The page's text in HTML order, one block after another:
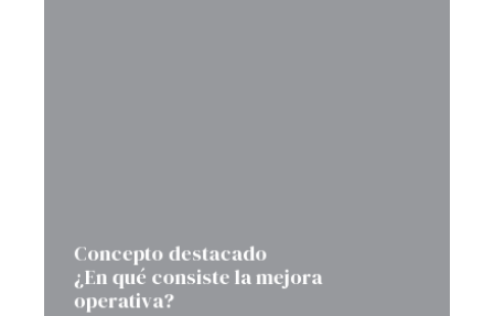
Concepto destacado
¿En qué consiste la mejora
operativa?